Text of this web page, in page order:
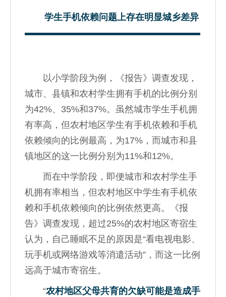
学生手机依赖问题上存在明显城乡差异
以小学阶段为例，《报告》调查发现，
城市、县镇和农村学生拥有手机的比例分别
为42%、35%和37%。虽然城市学生手机拥
有率高，但农村地区学生有手机依赖和手机
依赖倾向的比例最高，为17%，而城市和县
镇地区的这一比例分别为11%和12%。
而在中学阶段，即便城市和农村学生手
机拥有率相当，但农村地区中学生有手机依
赖和手机依赖倾向的比例依然更高。《报
告》调查发现，超过25%的农村地区寄宿生
认为，自己睡眠不足的原因是“看电视电影、
玩手机或网络游戏等消遣活动”，而这一比例
远高于城市寄宿生。
“农村地区父母共育的欠缺可能是造成手